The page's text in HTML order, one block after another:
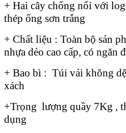
+ Hai cây chống nối với
thép ống sơn trắng
+ Chất liệu : Toàn bộ sản
nhựa dẻo cao cấp, có ngăn
+ Bao bì : Túi vải không
xách
+Trọng lượng quầy 7Kg ,
dụng